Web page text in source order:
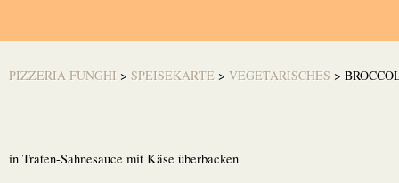
PIZZERIA FUNGHI > SPEISEKARTE > VEGETARISCHES >
in Traten-Sahnesauce mit Käse überbacken